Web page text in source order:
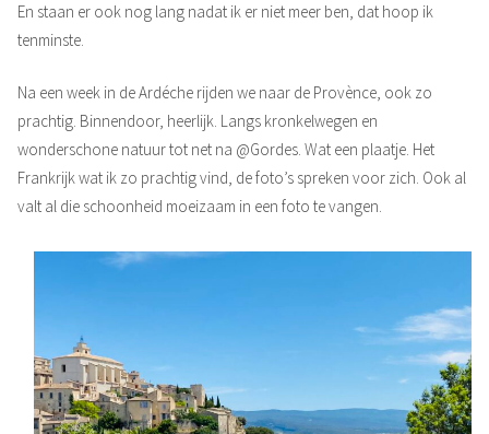
En staan er ook nog lang nadat ik er niet meer ben, dat hoop ik
tenminste.
Na een week in de Ardéche rijden we naar de Provènce, ook zo
prachtig. Binnendoor, heerlijk. Langs kronkelwegen en
wonderschone natuur tot net na @Gordes. Wat een plaatje. Het
Frankrijk wat ik zo prachtig vind, de foto’s spreken voor zich. Ook al
valt al die schoonheid moeizaam in een foto te vangen.